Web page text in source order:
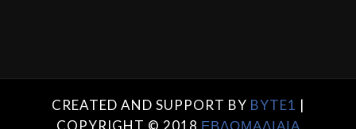
CREATED AND SUPPORT BY BYTE1 |
COPYRIGHT © 2018 ΕΒΔΟΜΑΔΙΑΙΑ